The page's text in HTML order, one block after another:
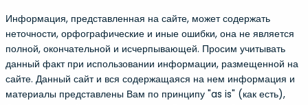
Он используется для
первого посещения до
_gid (24 hours), _gat (1
(10 minutes)
Предназначен для измерения
more.
Информация, представленная на сайте, может содержать
неточности, орфографические и иные ошибки, она не является
полной, окончательной и исчерпывающей. Просим учитывать
данный факт при использовании информации, размещенной на
сайте. Данный сайт и вся содержащаяся на нем информация и
материалы представлены Вам по принципу "as is" (как есть),